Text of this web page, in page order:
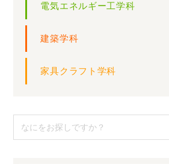
電気エネルギー工学科
建築学科
家具クラフト学科